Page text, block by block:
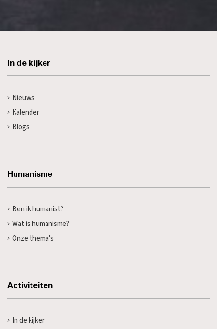
In de kijker
Nieuws
Kalender
Blogs
Humanisme
Ben ik humanist?
Wat is humanisme?
Onze thema's
Activiteiten
In de kijker